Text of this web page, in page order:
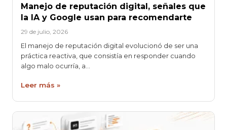
Manejo de reputación digital, señales que
la IA y Google usan para recomendarte
29 de julio, 2026
El manejo de reputación digital evolucionó de ser una
práctica reactiva, que consistía en responder cuando
algo malo ocurría, a…
Leer más »